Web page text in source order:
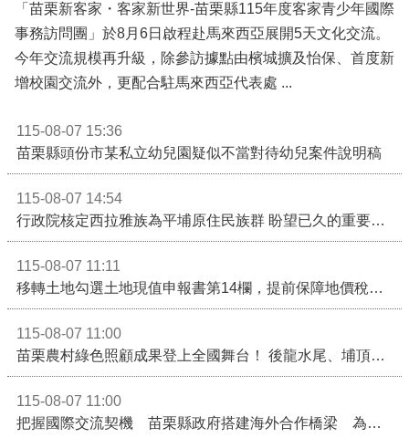
「苗栗新客家・客家新世界-苗栗縣115年度客家青少年國際
事務訪問團」於8月6日啟程赴馬來西亞展開5天文化交流。
今年交流規模再升級，除參訪據點由檳城擴及怡保、首度新
增校園交流外，更配合駐馬來西亞代表處 ...
115-08-07 15:36
苗栗縣頭份市某私立幼兒園疑似不當對待幼兒案件說明稿
115-08-07 14:54
行政院核定西拉雅族為平埔原住民族群 盼望已久的重要時刻到來！8月13日起受理民族成員名冊登記
115-08-07 11:11
移轉土地勾選土地現值申報書第14欄，提前保障地價稅節稅權益
115-08-07 11:00
苗栗農村綠色照顧成果登上全國舞台！ 後龍水尾、埔頂社區前進2026高齡健康產業博覽會
115-08-07 11:00
把握國際交流契機 苗栗縣政府搭建海外合作橋梁 為在地產業爭取更多國際市場機會